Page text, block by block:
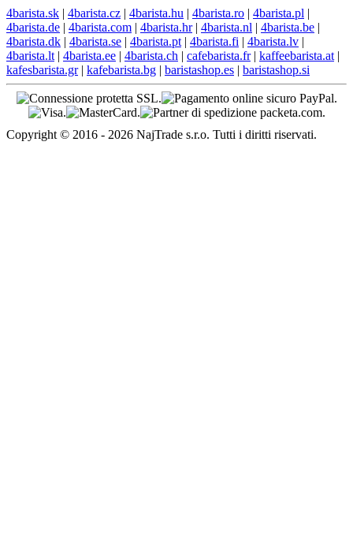
4barista.sk | 4barista.cz | 4barista.hu | 4barista.ro | 4barista.pl |
4barista.de | 4barista.com | 4barista.hr| 4barista.nl | 4barista.be |
4barista.dk | 4barista.se | 4barista.pt | 4barista.fi | 4barista.lv |
4barista.lt | 4barista.ee | 4barista.ch | cafebarista.fr| kaffeebarista.at |
kafesbarista.gr| kafebarista.bg | baristashop.es | baristashop.si
Copyright © 2016 - 2026 NajTrade s.r.o. Tutti i diritti riservati.